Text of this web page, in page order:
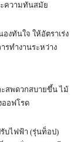
ความทันสมัย
งทันใจ ให้อัตราเร่ง
รทำงานระหว่าง
สพดวกสบายขึ้น ไม้
ออฟโรด
บไฟฟ้า (รุ่นท็อป)